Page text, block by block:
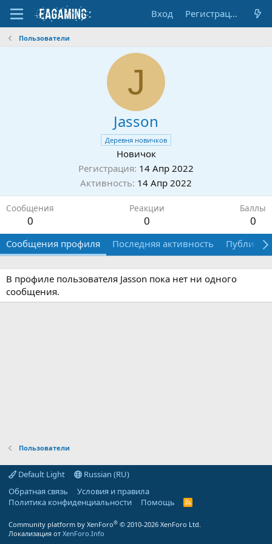
Вход Регистрация
Пользователи
J
Jasson
Деревня новичков
Новичок
Регистрация 14 Апр 2022
Активность 14 Апр 2022
Сообщения
0
Реакции
0
Баллы
0
Сообщения профиля Последняя активность
В профиле пользователя Jasson пока нет ни одного
сообщения.
Пользователи
Default Light
Russian (RU)
Обратная связь
Условия и правила
Политика конфиденциальности
Помощь
R
Community platform by XenForo® © 2010-2026 XenForo Ltd.
Локализация от XenForo.Info